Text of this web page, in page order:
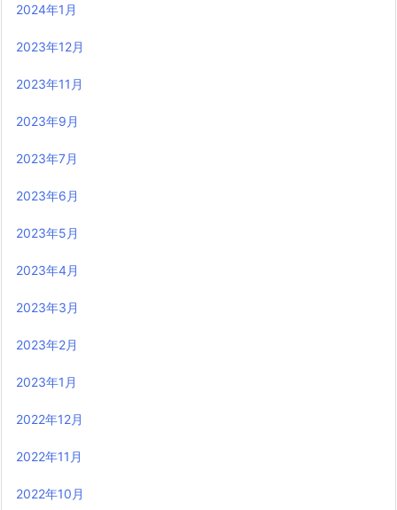
2024年1月
2023年12月
2023年11月
2023年9月
2023年7月
2023年6月
2023年5月
2023年4月
2023年3月
2023年2月
2023年1月
2022年12月
2022年11月
2022年10月